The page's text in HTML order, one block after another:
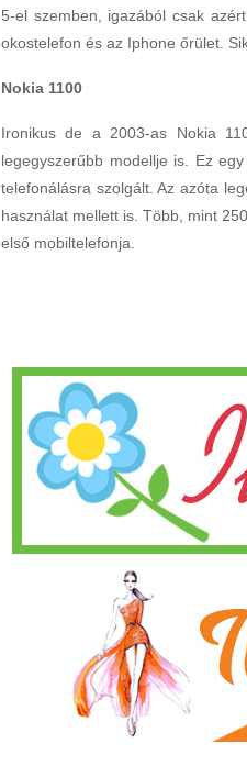
5-el szemben, igazából csak
okostelefon és az Iphone őrület.
Nokia 1100
Ironikus de a 2003-as Nokia
legegyszerűbb modellje is. Ez
telefonálásra szolgált. Az azóta
használat mellett is. Több, mint
első mobiltelefonja.